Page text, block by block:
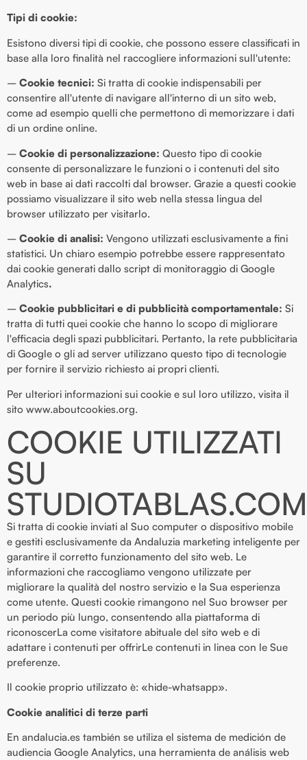
Tipi di cookie:
Esistono diversi tipi di cookie, che possono essere classificati in
base alla loro finalità nel raccogliere informazioni sull'utente:
– Cookie tecnici: Si tratta di cookie indispensabili per
consentire all'utente di navigare all'interno di un sito web,
come ad esempio quelli che permettono di memorizzare i dati
di un ordine online.
– Cookie di personalizzazione: Questo tipo di cookie
consente di personalizzare le funzioni o i contenuti del sito
web in base ai dati raccolti dal browser. Grazie a questi cookie
possiamo visualizzare il sito web nella stessa lingua del
browser utilizzato per visitarlo.
– Cookie di analisi: Vengono utilizzati esclusivamente a fini
statistici. Un chiaro esempio potrebbe essere rappresentato
dai cookie generati dallo script di monitoraggio di Google
Analytics.
– Cookie pubblicitari e di pubblicità comportamentale: Si
tratta di tutti quei cookie che hanno lo scopo di migliorare
l'efficacia degli spazi pubblicitari. Pertanto, la rete pubblicitaria
di Google o gli ad server utilizzano questo tipo di tecnologie
per fornire il servizio richiesto ai propri clienti.
Per ulteriori informazioni sui cookie e sul loro utilizzo, visita il
sito www.aboutcookies.org.
COOKIE UTILIZZATI
SU
STUDIOTABLAS.COM
Si tratta di cookie inviati al Suo computer o dispositivo mobile
e gestiti esclusivamente da Andaluzia marketing inteligente per
garantire il corretto funzionamento del sito web. Le
informazioni che raccogliamo vengono utilizzate per
migliorare la qualità del nostro servizio e la Sua esperienza
come utente. Questi cookie rimangono nel Suo browser per
un periodo più lungo, consentendo alla piattaforma di
riconoscerLa come visitatore abituale del sito web e di
adattare i contenuti per offrirLe contenuti in linea con le Sue
preferenze.
Il cookie proprio utilizzato è: «hide-whatsapp».
Cookie analitici di terze parti
En andalucia.es también se utiliza el sistema de medición de
audiencia Google Analytics, una herramienta de análisis web